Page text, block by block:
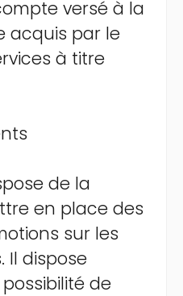
versé à la
acquis par le
à titre
de la
en place des
sur les
Il dispose
de